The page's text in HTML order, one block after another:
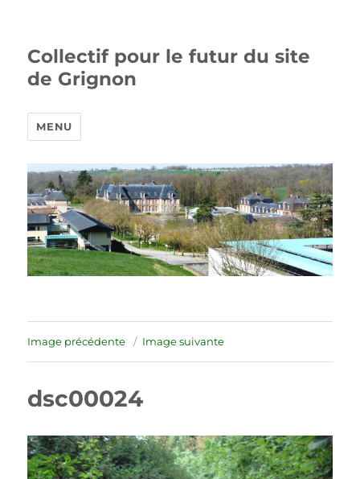
Collectif pour le futur du site
de Grignon
MENU
Image précédente Image suivante
dsc00024